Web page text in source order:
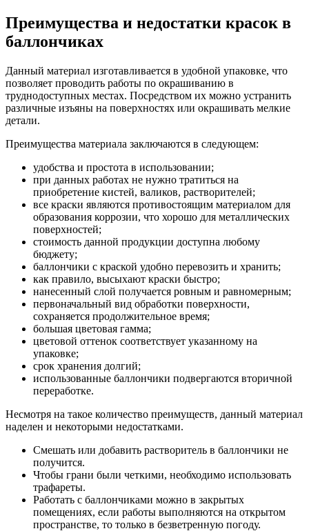
Преимущества и недостатки красок в
баллончиках
Данный материал изготавливается в удобной упаковке, что
позволяет проводить работы по окрашиванию в
труднодоступных местах. Посредством их можно устранить
различные изъяны на поверхностях или окрашивать мелкие
детали.
Преимущества материала заключаются в следующем:
удобства и простота в использовании;
при данных работах не нужно тратиться на
приобретение кистей, валиков, растворителей;
все краски являются противостоящим материалом для
образования коррозии, что хорошо для металлических
поверхностей;
стоимость данной продукции доступна любому
бюджету;
баллончики с краской удобно перевозить и хранить;
как правило, высыхают краски быстро;
нанесенный слой получается ровным и равномерным;
первоначальный вид обработки поверхности,
сохраняется продолжительное время;
большая цветовая гамма;
цветовой оттенок соответствует указанному на
упаковке;
срок хранения долгий;
использованные баллончики подвергаются вторичной
переработке.
Несмотря на такое количество преимуществ, данный материал
наделен и некоторыми недостатками.
Смешать или добавить растворитель в баллончики не
получится.
Чтобы грани были четкими, необходимо использовать
трафареты.
Работать с баллончиками можно в закрытых
помещениях, если работы выполняются на открытом
пространстве, то только в безветренную погоду.